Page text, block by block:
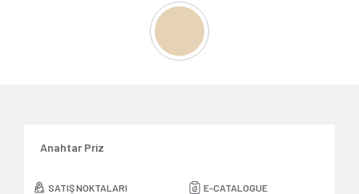
Anahtar Priz
SATIŞ NOKTALARI E-CATALOGUE